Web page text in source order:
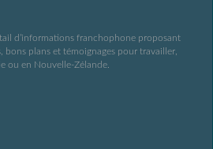
d’informations franchophone proposant
bons plans et témoignages pour travailler,
ou en Nouvelle-Zélande.